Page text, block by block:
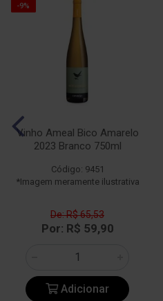
-9%
Vinho Ameal Bico Amarelo
2023 Branco 750ml
Código: 9451
*Imagem meramente ilustrativa
De: R$ 65,53
Por: R$ 59,90
Adicionar